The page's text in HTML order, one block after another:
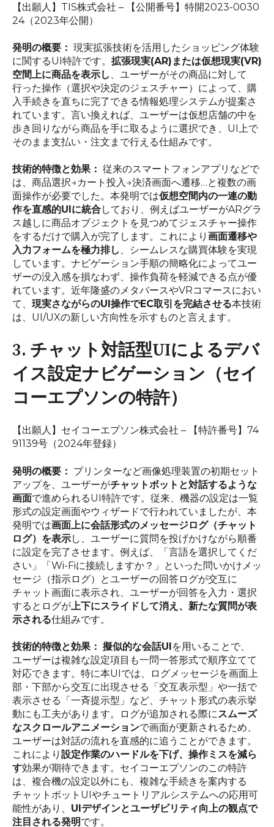
【出願人】TIS株式会社 – 【公開番号】特開2023-0030
24（2023年公開）
発明の概要： 現実拡張技術を活用したショッピング体験
に関するUI特許です。 拡張現実(AR)または仮想現実(VR)
空間上に商品を表示し 、ユーザーがその商品に対して
行った操作（選択や決定のジェスチャー）によって、購
入手続きを直ちに完了できる情報処理システムが提案さ
れています。言い換えれば、ユーザーは仮想店舗の中を
歩き回りながら商品を手に取るように選択でき、UI上で
そのまま支払い・注文まで行える仕組みです。
技術的特徴と効果： 従来のスマートフォンアプリなどで
は、商品選択→カート投入→決済画面へ遷移…と複数の画
面操作が必要でした。本発明では仮想空間内の一連の動
作を直感的UIに統合しており、例えばユーザーがARグラ
ス越しに商品オブジェクトを見つめてジェスチャー操作
をするだけで購入が完了します。これにより 画面遷移や
入力フォームを極力排し 、シームレスな購買体験を実現
しています。ナビゲーション手順の簡略化によってユー
ザーの没入感を損なわず、操作負荷を軽減できる点が優
れています。近年隆盛のメタバースやVRコマースにおい
て、 現実さながらのUI操作でEC取引を完結させる本技術
は、UI/UXの新しい方向性を示すものと言えます。
3. チャット対話型UIによるデバ
イス設定ナビゲーション（セイ
コーエプソンの特許）
【出願人】セイコーエプソン株式会社 – 【特許番号】74
91139号（2024年登録）
発明の概要： プリンターなど画像処理装置の初期セット
アップを、ユーザーがチャットボットと対話するような
画面で進められるUI特許です。従来、機器の設定は一覧
形式の設定画面やウィザードで行われていましたが、本
発明では画面上に会話形式のメッセージログ（チャット
ログ）を表示し、ユーザーに質問を投げかけながら順番
に設定を完了させます。例えば、「言語を選択してくだ
さい」「Wi-Fiに接続しますか？」といった問いかけメッ
セージ（指示ログ）とユーザーの回答ログが交互に
チャット画面に表示され、ユーザーが回答を入力・選択
するとログが 上下にスライドして消え、新たな質問が表
示される仕組みです。
技術的特徴と効果： 擬似的な会話UIを用いることで、
ユーザーは複雑な設定項目も一問一答形式で順序立てて
対応できます。特に本UIでは、ログメッセージを画面上
部・下部から交互に出現させる「交互表示型」や一括で
表示させる「一斉提示型」など、チャット形式の表示挙
動にも工夫があります。ログが追加される際にスムーズ
なスクロールアニメーションで画面が更新されるため、
ユーザーは対話の流れを直感的に追うことができます。
これにより 設定作業のハードルを下げ、操作ミスを減ら
す効果が期待できます。セイコーエプソンのこの特許
は、複合機の設定以外にも、複雑な手続きを案内する
チャットボットUIやチュートリアルシステムへの応用可
能性があり、 UIデザインとユーザビリティ向上の観点で
注目される発明です。